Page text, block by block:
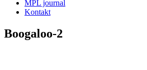
MPL journal
Kontakt
Boogaloo-2